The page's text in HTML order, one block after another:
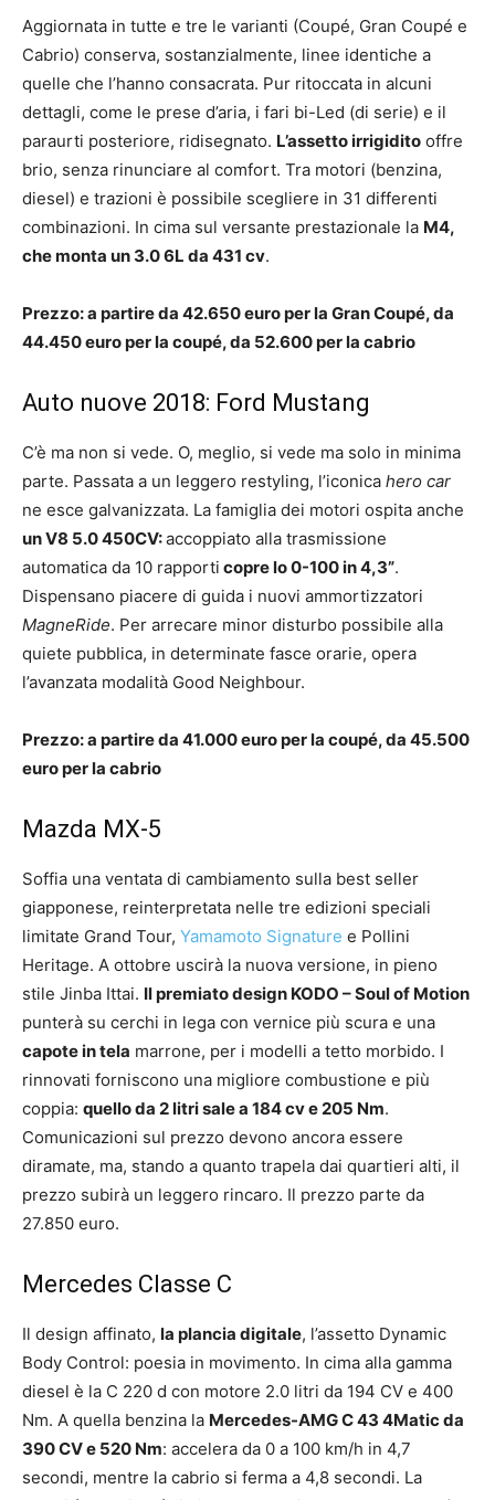
Aggiornata in tutte e tre le varianti (Coupé, Gran Coupé e
Cabrio) conserva, sostanzialmente, linee identiche a
quelle che l’hanno consacrata. Pur ritoccata in alcuni
dettagli, come le prese d’aria, i fari bi-Led (di serie) e il
paraurti posteriore, ridisegnato. L’assetto irrigidito offre
brio, senza rinunciare al comfort. Tra motori (benzina,
diesel) e trazioni è possibile scegliere in 31 differenti
combinazioni. In cima sul versante prestazionale la M4,
che monta un 3.0 6L da 431 cv.
Prezzo: a partire da 42.650 euro per la Gran Coupé, da
44.450 euro per la coupé, da 52.600 per la cabrio
Auto nuove 2018: Ford Mustang
C’è ma non si vede. O, meglio, si vede ma solo in minima
parte. Passata a un leggero restyling, l’iconica hero car
ne esce galvanizzata. La famiglia dei motori ospita anche
un V8 5.0 450CV:accoppiato alla trasmissione
automatica da 10 rapporti copre lo 0-100 in 4,3”.
Dispensano piacere di guida i nuovi ammortizzatori
MagneRide. Per arrecare minor disturbo possibile alla
quiete pubblica, in determinate fasce orarie, opera
l’avanzata modalità Good Neighbour.
Prezzo: a partire da 41.000 euro per la coupé, da 45.500
euro per la cabrio
Mazda MX-5
Soffia una ventata di cambiamento sulla best seller
giapponese, reinterpretata nelle tre edizioni speciali
limitate Grand Tour, Yamamoto Signature e Pollini
Heritage. A ottobre uscirà la nuova versione, in pieno
stile Jinba Ittai. Il premiato design KODO – Soul of Motion
punterà su cerchi in lega con vernice più scura e una
capote in tela marrone, per i modelli a tetto morbido. I
rinnovati forniscono una migliore combustione e più
coppia: quello da 2 litri sale a 184 cv e 205 Nm.
Comunicazioni sul prezzo devono ancora essere
diramate, ma, stando a quanto trapela dai quartieri alti, il
prezzo subirà un leggero rincaro. Il prezzo parte da
27.850 euro.
Mercedes Classe C
Il design affinato, la plancia digitale, l’assetto Dynamic
Body Control: poesia in movimento. In cima alla gamma
diesel è la C 220 d con motore 2.0 litri da 194 CV e 400
Nm. A quella benzina la Mercedes-AMG C 43 4Matic da
390 CV e 520 Nm: accelera da 0 a 100 km/h in 4,7
secondi, mentre la cabrio si ferma a 4,8 secondi. La